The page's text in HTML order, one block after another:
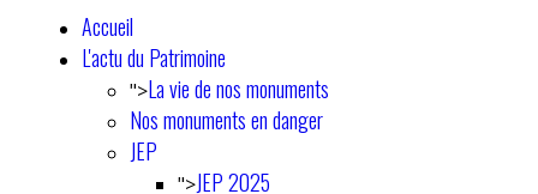
Accueil
L'actu du Patrimoine
">La vie de nos monuments
Nos monuments en danger
JEP
">JEP 2025